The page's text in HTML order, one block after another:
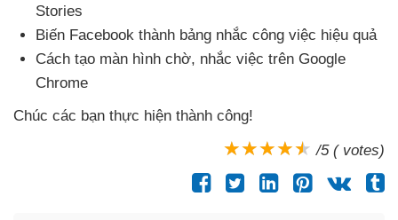
Stories
Biến Facebook thành bảng nhắc công việc hiệu quả
Cách tạo màn hình chờ, nhắc việc trên Google
Chrome
Chúc các bạn thực hiện thành công!
/5 ( votes)